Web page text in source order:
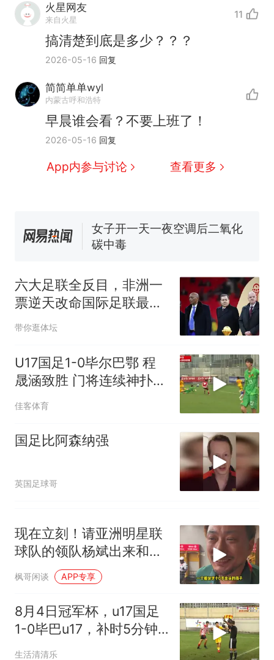
火星网友
来自火星 11
搞清楚到底是多少？？？
2026-05-16 回复
简简单单wyl
内蒙古呼和浩特
早晨谁会看？不要上班了！
2026-05-16 回复
App内参与讨论 查看更多
那个在床头放菜刀的女孩，
因老师一句“跟我回家”改写了
人生
新 制裁瓜子饺子，美国怕什
费大厨“全国小炒肉大王”称
号，仅凭视频评出？中国烹饪
协会回应
男子上山采菌偶然发现鸡枞菌
窝，原地守1天等它长大：挖了
140多朵
美国渔民钓获鲨鱼徒手将其拽
热 那个在床头放菜刀的女孩，
因老师一句“跟我回家”改写了
六大足联全反目，非洲一
票逆天改命国际足联最近
这阵仗，看得人眼花缭乱
带你逛体坛
U17国足1-0毕尔巴鄂 程
晟涵致胜 门将连续神扑赵
松源中楣
佳客体育
国足比阿森纳强
英国足球哥
现在立刻！请亚洲明星联
球队的领队杨斌出来和大
家解释清楚 库阿西的年龄
到底是多少？
枫哥闲谈 APP专享
8月4日冠军杯，u17国足
1-0毕巴u17，补时5分钟
最意外的一幕出现了
生活清清乐